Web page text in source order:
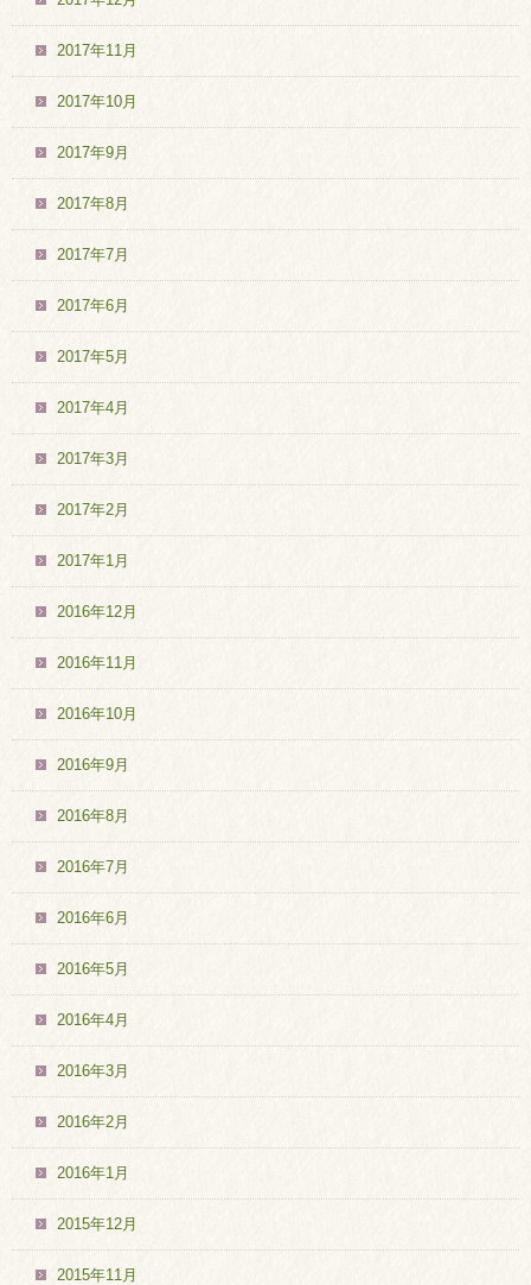
2017年11月
2017年10月
2017年9月
2017年8月
2017年7月
2017年6月
2017年5月
2017年4月
2017年3月
2017年2月
2017年1月
2016年12月
2016年11月
2016年10月
2016年9月
2016年8月
2016年7月
2016年6月
2016年5月
2016年4月
2016年3月
2016年2月
2016年1月
2015年12月
2015年11月